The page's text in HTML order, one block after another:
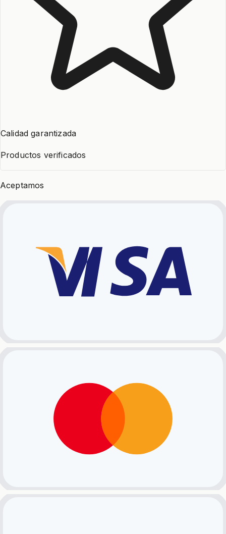
Calidad garantizada
Productos verificados
Aceptamos